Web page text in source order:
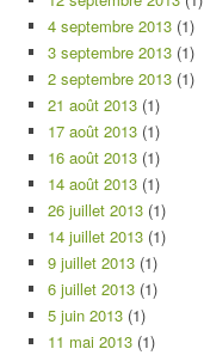
4 septembre 2013 (1)
3 septembre 2013 (1)
2 septembre 2013 (1)
21 août 2013 (1)
17 août 2013 (1)
16 août 2013 (1)
14 août 2013 (1)
26 juillet 2013 (1)
14 juillet 2013 (1)
9 juillet 2013 (1)
6 juillet 2013 (1)
5 juin 2013 (1)
11 mai 2013 (1)